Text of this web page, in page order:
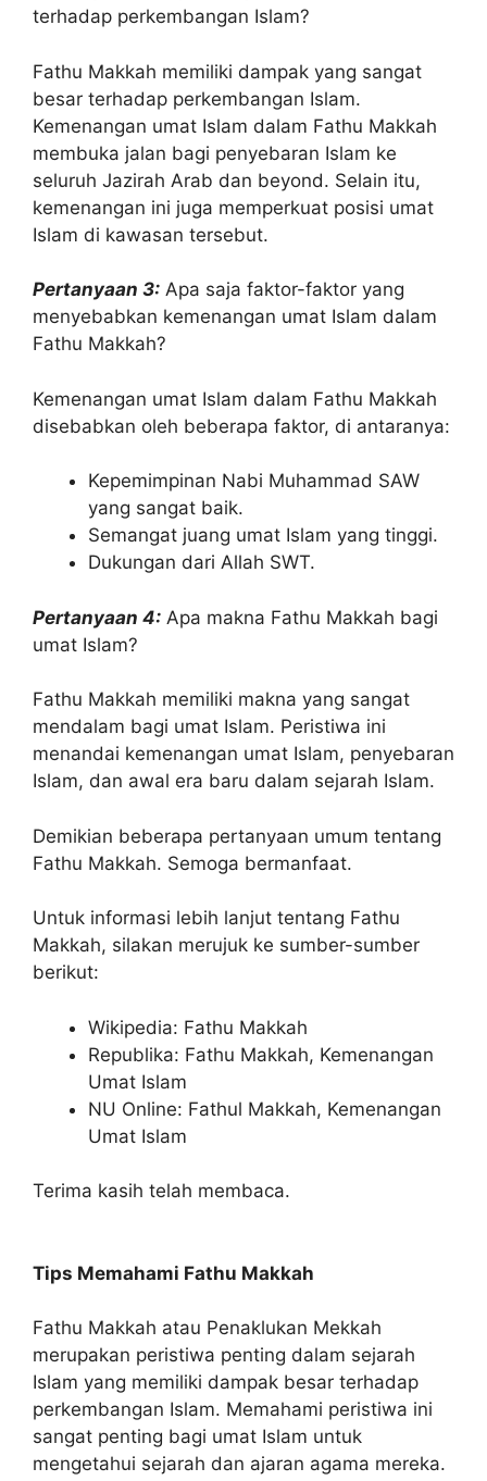
terhadap perkembangan Islam?
Fathu Makkah memiliki dampak yang sangat
besar terhadap perkembangan Islam.
Kemenangan umat Islam dalam Fathu Makkah
membuka jalan bagi penyebaran Islam ke
seluruh Jazirah Arab dan beyond. Selain itu,
kemenangan ini juga memperkuat posisi umat
Islam di kawasan tersebut.
Pertanyaan 3: Apa saja faktor-faktor yang
menyebabkan kemenangan umat Islam dalam
Fathu Makkah?
Kemenangan umat Islam dalam Fathu Makkah
disebabkan oleh beberapa faktor, di antaranya:
Kepemimpinan Nabi Muhammad SAW
yang sangat baik.
Semangat juang umat Islam yang tinggi.
Dukungan dari Allah SWT.
Pertanyaan 4: Apa makna Fathu Makkah bagi
umat Islam?
Fathu Makkah memiliki makna yang sangat
mendalam bagi umat Islam. Peristiwa ini
menandai kemenangan umat Islam, penyebaran
Islam, dan awal era baru dalam sejarah Islam.
Demikian beberapa pertanyaan umum tentang
Fathu Makkah. Semoga bermanfaat.
Untuk informasi lebih lanjut tentang Fathu
Makkah, silakan merujuk ke sumber-sumber
berikut:
Wikipedia: Fathu Makkah
Republika: Fathu Makkah, Kemenangan
Umat Islam
NU Online: Fathul Makkah, Kemenangan
Umat Islam
Terima kasih telah membaca.
Tips Memahami Fathu Makkah
Fathu Makkah atau Penaklukan Mekkah
merupakan peristiwa penting dalam sejarah
Islam yang memiliki dampak besar terhadap
perkembangan Islam. Memahami peristiwa ini
sangat penting bagi umat Islam untuk
mengetahui sejarah dan ajaran agama mereka.